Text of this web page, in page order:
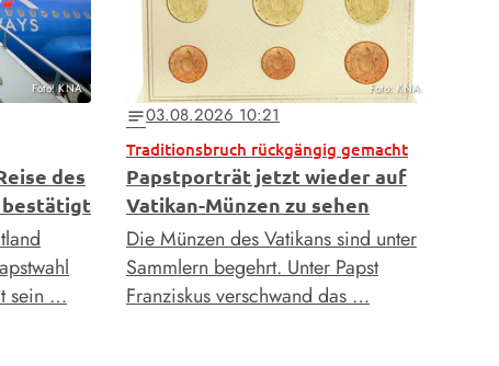
Foto: KNA
des
bestätigt
sein …
Foto: KNA
notes03.08.2026 10:21
Traditionsbruch rückgängig gemacht
Papstporträt jetzt wieder auf
Vatikan-Münzen zu sehen
Die Münzen des Vatikans sind unter
Sammlern begehrt. Unter Papst
Franziskus verschwand das …